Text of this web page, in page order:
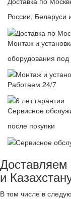
России, Беларуси
Монтаж и
оборудования
Работаем 24/7
Сервисное
после покупки
Доставляем
и
В том числе в